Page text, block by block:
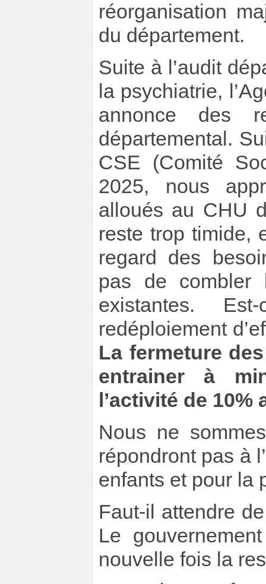
réorganisation
du département.
Suite à l’audit
la psychiatrie,
annonce des
départemental.
CSE (Comité
2025, nous
alloués au CHU
reste trop timide,
regard des
pas de combler
existantes.
redéploiement
La fermeture
entrainer à
l’activité de 10%
Nous ne
répondront pas à
enfants et pour la
Faut-il attendre
Le
nouvelle fois la